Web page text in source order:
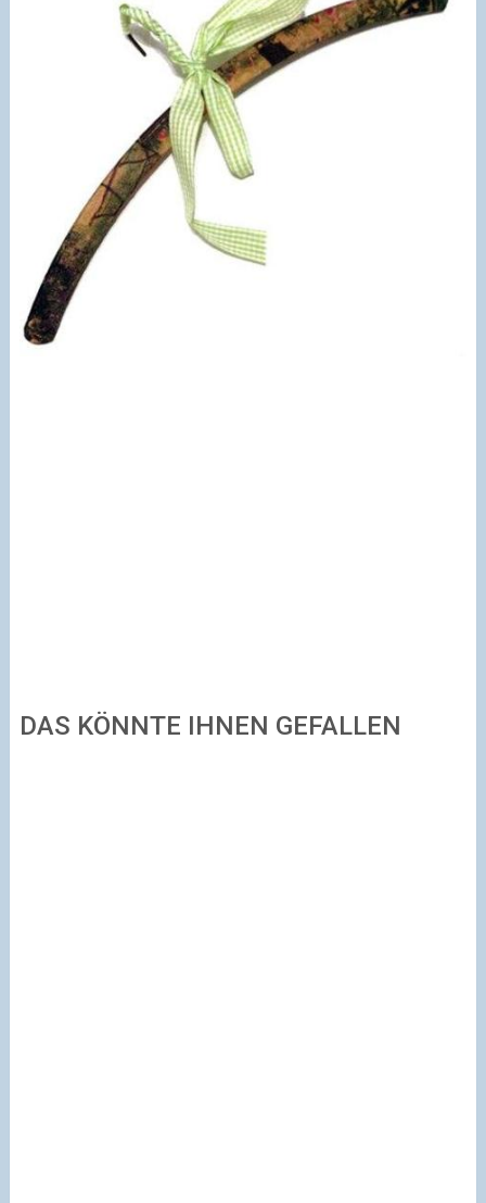
DAS KÖNNTE IHNEN GEFALLEN